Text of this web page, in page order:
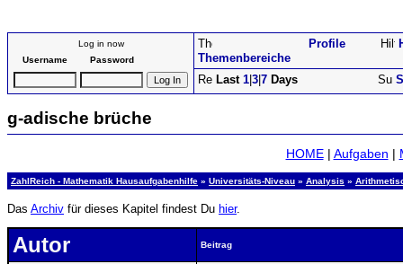
Log in now
Username
Password Themenbereiche
Profile
Last 1 3 7 Days
g-adische brüche
HOME| Aufgaben |
ZahlReich - Mathematik Hausaufgabenhilfe » Universitäts-Niveau » Analysis »
Das Archiv für dieses Kapitel findest Du hier.
Autor Beitrag